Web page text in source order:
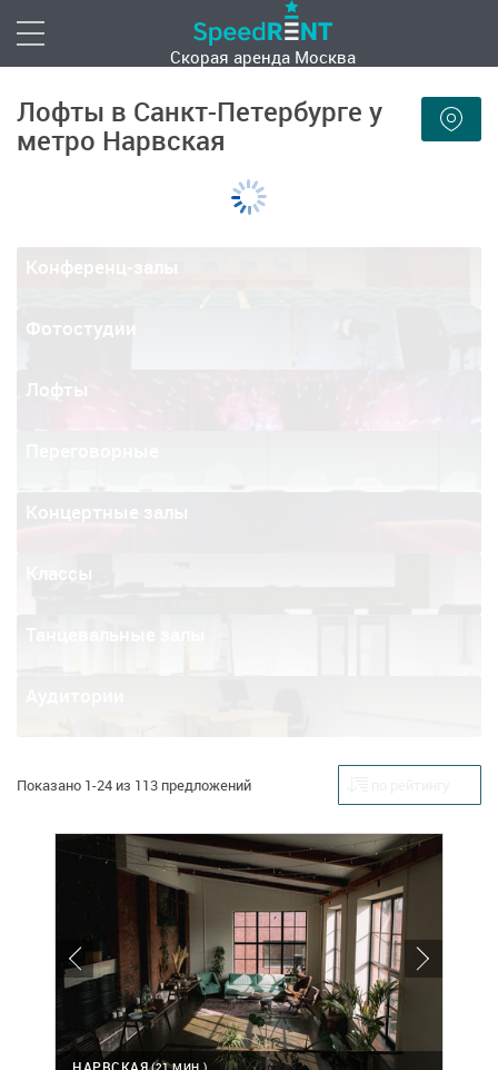
Скорая аренда Москва
Лофты в Санкт-Петербурге у
метро Нарвская
Конференц-залы
Фотостудии
Лофты
Классы
Показано 1-24 из 113 предложений
(21 МИН.)